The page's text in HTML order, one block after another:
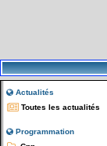
Actualités
Toutes les actualités
Programmation